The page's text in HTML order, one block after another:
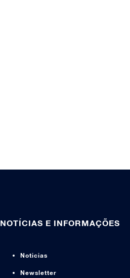
NOTÍCIAS E INFORMAÇÕES
Noticias
Newsletter